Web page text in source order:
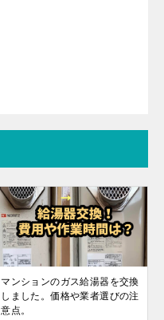
マンションのガス給湯器を交換
しました。価格や業者選びの注
意点。